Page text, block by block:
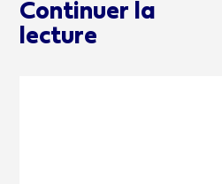
Continuer la
lecture